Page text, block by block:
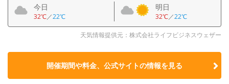
今日
32℃／22℃
明日
32℃／22℃
天気情報提供元：株式会社ライフビジネスウェザー
開催期間や料金、公式サイトの情報を見る